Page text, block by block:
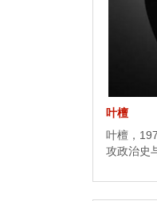
叶檀
叶檀，
攻政治史